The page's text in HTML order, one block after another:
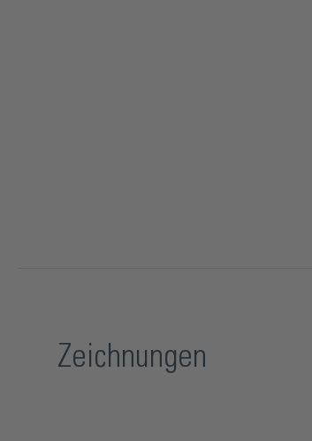
Zeichnungen